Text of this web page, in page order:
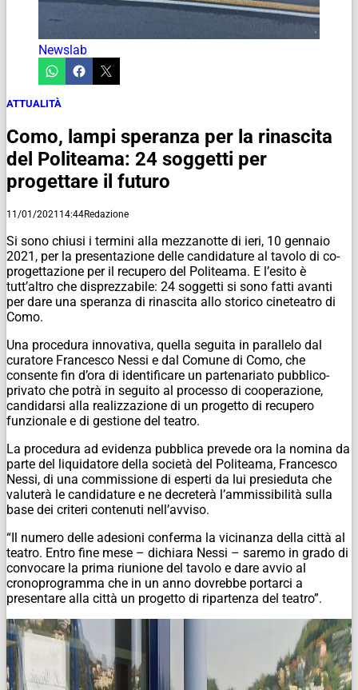
Newslab
ATTUALITÀ
Como, lampi speranza per la rinascita
del Politeama: 24 soggetti per
progettare il futuro
11/01/2021 14:44Redazione
Si sono chiusi i termini alla mezzanotte di ieri, 10 gennaio
2021, per la presentazione delle candidature al tavolo di co-
progettazione per il recupero del Politeama. E l’esito è
tutt’altro che disprezzabile: 24 soggetti si sono fatti avanti
per dare una speranza di rinascita allo storico cineteatro di
Como.
Una procedura innovativa, quella seguita in parallelo dal
curatore Francesco Nessi e dal Comune di Como, che
consente fin d’ora di identificare un partenariato pubblico-
privato che potrà in seguito al processo di cooperazione,
candidarsi alla realizzazione di un progetto di recupero
funzionale e di gestione del teatro.
La procedura ad evidenza pubblica prevede ora la nomina da
parte del liquidatore della società del Politeama, Francesco
Nessi, di una commissione di esperti da lui presieduta che
valuterà le candidature e ne decreterà l’ammissibilità sulla
base dei criteri contenuti nell’avviso.
“Il numero delle adesioni conferma la vicinanza della città al
teatro. Entro fine mese – dichiara Nessi – saremo in grado di
convocare la prima riunione del tavolo e dare avvio al
cronoprogramma che in un anno dovrebbe portarci a
presentare alla città un progetto di ripartenza del teatro”.